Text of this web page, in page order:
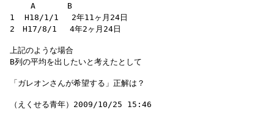
A　　　　B
1  H18/1/1 　2年11ヶ月24日
上記のような場合